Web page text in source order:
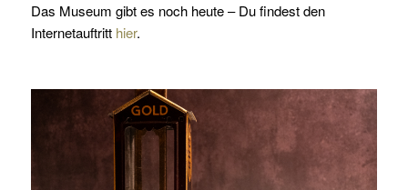
Das Museum gibt es noch heute – Du findest den
Internetauftritt hier.